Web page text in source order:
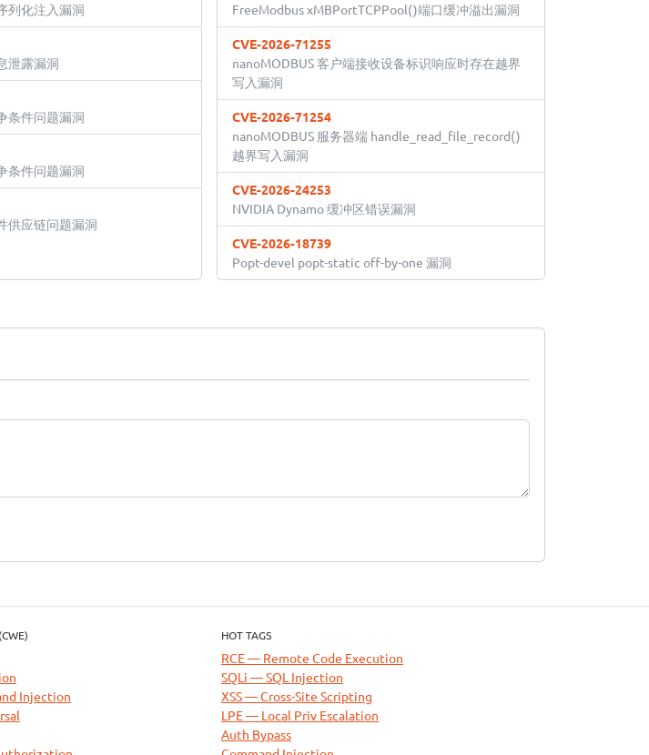
列化注入漏洞
泄露漏洞
条件问题漏洞
条件问题漏洞
供应链问题漏洞
FreeModbus xMBPortTCPPool()端口缓冲溢出漏洞
CVE-2026-71255
nanoMODBUS 客户端接收设备标识响应时存在越界
写入漏洞
CVE-2026-71254
nanoMODBUS 服务器端 handle_read_file_record()
越界写入漏洞
CVE-2026-24253
NVIDIA Dynamo 缓冲区错误漏洞
CVE-2026-18739
Popt-devel popt-static off-by-one 漏洞
Injection
HOT TAGS
RCE — Remote Code Execution
SQLi — SQL Injection
XSS — Cross-Site Scripting
LPE — Local Priv Escalation
Auth Bypass